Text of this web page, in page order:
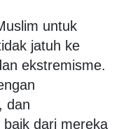
untuk
jatuh ke
ekstremisme.
dan
dari mereka